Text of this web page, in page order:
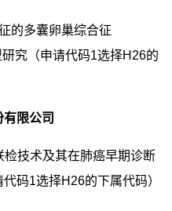
的多囊卵巢综合征
究（申请代码1选择H26的
限公司
技术及其在肺癌早期诊断
代码1选择H26的下属代码）